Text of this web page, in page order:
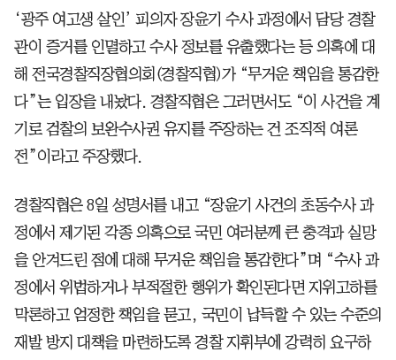
‘광주 여고생 살인’ 피의자 장윤기 수사 과정에서 담당 경찰
관이 증거를 인멸하고 수사 정보를 유출했다는 등 의혹에 대
해 전국경찰직장협의회(경찰직협)가 “무거운 책임을 통감한
다”는 입장을 내놨다. 경찰직협은 그러면서도 “이 사건을 계
기로 검찰의 보완수사권 유지를 주장하는 건 조직적 여론
전”이라고 주장했다.
경찰직협은 8일 성명서를 내고 “장윤기 사건의 초동수사 과
정에서 제기된 각종 의혹으로 국민 여러분께 큰 충격과 실망
을 안겨드린 점에 대해 무거운 책임을 통감한다”며 “수사 과
정에서 위법하거나 부적절한 행위가 확인된다면 지위고하를
막론하고 엄정한 책임을 묻고, 국민이 납득할 수 있는 수준의
재발 방지 대책을 마련하도록 경찰 지휘부에 강력히 요구하